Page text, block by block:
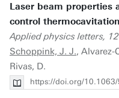
Laser beam properties
control
Applied physics letters,
Schoppink, J. J., Alvarez-
Rivas, D.
https://doi.org/